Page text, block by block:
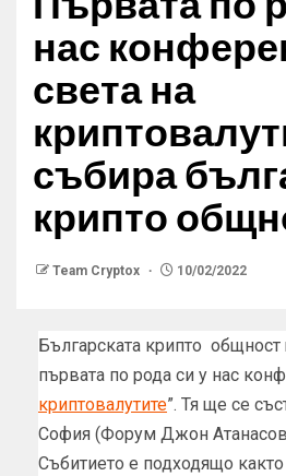
нас
света на
събира
крипто
Team Cryptox 10/02/2022
Българската крипто
първата по рода си у нас
криптовалутите”. Тя ще се
София (Форум Джон
Събитието е подходящо